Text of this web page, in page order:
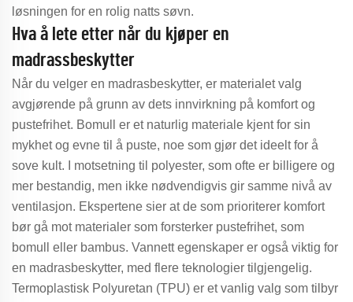
løsningen for en rolig natts søvn.
Hva å lete etter når du kjøper en
madrassbeskytter
Når du velger en madrasbeskytter, er materialet valg
avgjørende på grunn av dets innvirkning på komfort og
pustefrihet. Bomull er et naturlig materiale kjent for sin
mykhet og evne til å puste, noe som gjør det ideelt for å
sove kult. I motsetning til polyester, som ofte er billigere og
mer bestandig, men ikke nødvendigvis gir samme nivå av
ventilasjon. Ekspertene sier at de som prioriterer komfort
bør gå mot materialer som forsterker pustefrihet, som
bomull eller bambus. Vannett egenskaper er også viktig for
en madrasbeskytter, med flere teknologier tilgjengelig.
Termoplastisk Polyuretan (TPU) er et vanlig valg som tilbyr